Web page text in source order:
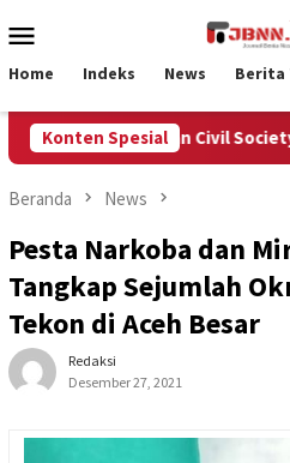
ke
Mobile
Home Indeks News Berita
Konten Spesial
Membutuhkan Civil Society
Beranda News
Pesta Narkoba dan
Tangkap Sejumlah
Tekon di Aceh Besar
Redaksi
Desember 27, 2021